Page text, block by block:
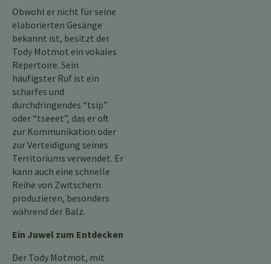
Obwohl er nicht für seine
elaborierten Gesänge
bekannt ist, besitzt der
Tody Motmot ein vokales
Repertoire. Sein
häufigster Ruf ist ein
scharfes und
durchdringendes “tsip”
oder “tseeet”, das er oft
zur Kommunikation oder
zur Verteidigung seines
Territoriums verwendet. Er
kann auch eine schnelle
Reihe von Zwitschern
produzieren, besonders
während der Balz.
Ein Juwel zum Entdecken
Der Tody Motmot, mit